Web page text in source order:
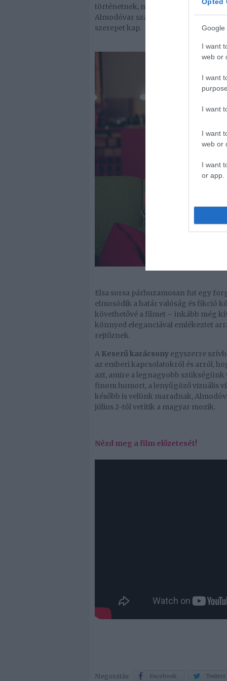
Google
I want
web or
I want
I want
I want
web or
I want
or app.
történetnek, mint maguk a
Almodóvar számára a szín önálló
szerepet kap.
Elsa sorsa párhuzamosan fut egy
elmosódik a határ valóság és fikció
követhetővé a filmet – inkább még
könnyed eleganciával emlékeztet
rejtőznek.
A Keserű karácsony egyszerre
az emberi kapcsolatokról és arról,
azt, amire a legnagyobb
finom humort, a lenyűgöző vizuális
később is velünk maradnak,
július 2-tól vetítik a magyar mozik.
Nézd meg a film előzetesét!
Megosztás: Facebook Twitter